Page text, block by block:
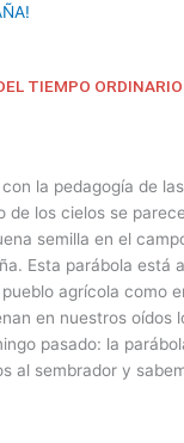
TIEMPO ORDINARIO
la pedagogía de
de los cielos se
semilla en el
Esta parábola está
agrícola como
en nuestros oídos
pasado: la
al sembrador y